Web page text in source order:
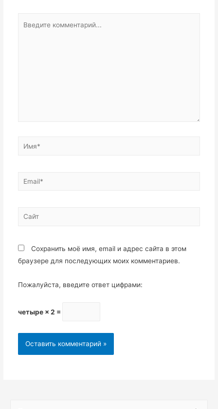
Сохранить моё имя, email и адрес сайта в этом
браузере для последующих моих комментариев.
Пожалуйста, введите ответ цифрами:
четыре × 2 =